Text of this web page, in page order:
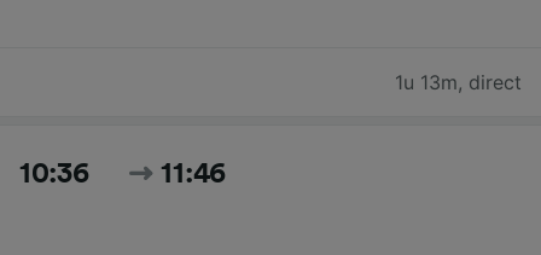
1u 13m, direct
10:36 11:46